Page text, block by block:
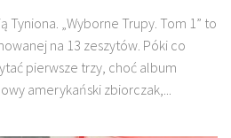
Tyniona. „Wyborne Trupy. Tom 1” to
na 13 zeszytów. Póki co
pierwsze trzy, choć album
amerykański zbiorczak,...